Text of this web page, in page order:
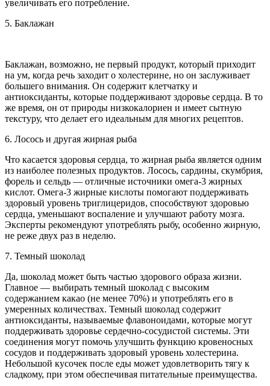
увеличивать его потребление.
5. Баклажан
Баклажан, возможно, не первый продукт, который приходит
на ум, когда речь заходит о холестерине, но он заслуживает
большего внимания. Он содержит клетчатку и
антиоксиданты, которые поддерживают здоровье сердца. В то
же время, он от природы низкокалориен и имеет сытную
текстуру, что делает его идеальным для многих рецептов.
6. Лосось и другая жирная рыба
Что касается здоровья сердца, то жирная рыба является одним
из наиболее полезных продуктов. Лосось, сардины, скумбрия,
форель и сельдь — отличные источники омега-3 жирных
кислот. Омега-3 жирные кислоты помогают поддерживать
здоровый уровень триглицеридов, способствуют здоровью
сердца, уменьшают воспаление и улучшают работу мозга.
Эксперты рекомендуют употреблять рыбу, особенно жирную,
не реже двух раз в неделю.
7. Темный шоколад
Да, шоколад может быть частью здорового образа жизни.
Главное — выбирать темный шоколад с высоким
содержанием какао (не менее 70%) и употреблять его в
умеренных количествах. Темный шоколад содержит
антиоксиданты, называемые флавоноидами, которые могут
поддерживать здоровье сердечно-сосудистой системы. Эти
соединения могут помочь улучшить функцию кровеносных
сосудов и поддерживать здоровый уровень холестерина.
Небольшой кусочек после еды может удовлетворить тягу к
сладкому, при этом обеспечивая питательные преимущества.